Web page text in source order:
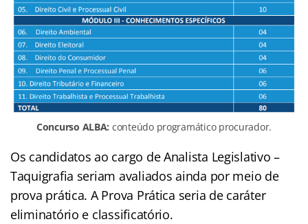
Concurso ALBA: conteúdo programático procurador.
Os candidatos ao cargo de Analista Legislativo –
Taquigrafia seriam avaliados ainda por meio de
prova prática. A Prova Prática seria de caráter
eliminatório e classificatório.